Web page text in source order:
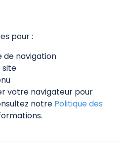
pour :
de navigation
site
votre navigateur pour
notre Politique des